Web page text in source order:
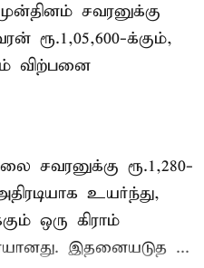
சவரனுக்கு
ரூ.1,05,600-க்கும்,
விற்பனை
சவரனுக்கு ரூ.1,280-
உயர்ந்து,
ஒரு கிராம்
இதனையடுத ...